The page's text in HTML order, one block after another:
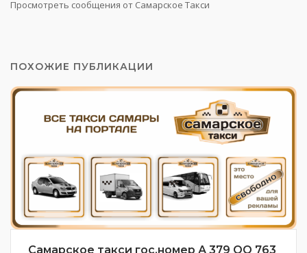
Просмотреть сообщения от Самарское Такси
ПОХОЖИЕ ПУБЛИКАЦИИ
Самарское такси гос.номер А 379 ОО 763